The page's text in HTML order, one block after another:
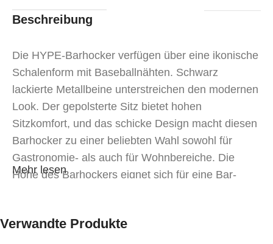
Beschreibung
Die HYPE-Barhocker verfügen über eine ikonische
Schalenform mit Baseballnähten. Schwarz
lackierte Metallbeine unterstreichen den modernen
Look. Der gepolsterte Sitz bietet hohen
Sitzkomfort, und das schicke Design macht diesen
Barhocker zu einer beliebten Wahl sowohl für
Gastronomie- als auch für Wohnbereiche. Die
Höhe des Barhockers eignet sich für eine Bar-
Armlehnstühlen, Bänken, Barhockern,
Mehr lesen
Verwandte Produkte